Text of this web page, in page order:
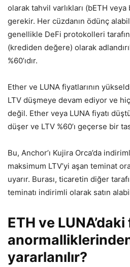
olarak tahvil varlıkları (bETH veya
gerekir. Her cüzdanın ödünç
genellikle DeFi protokolleri
(krediden değere) olarak
%60’ıdır.
Ether ve LUNA fiyatlarının
LTV düşmeye devam ediyor ve
değil. Ether veya LUNA fiyatı
düşer ve LTV %60’ı geçerse bir
Bu, Anchor’ı Kujira Orca’da
maksimum LTV’yi aşan teminat
uyarır. Burası, ticaretin diğer
teminatı indirimli olarak satın
ETH ve
yararlanılır?